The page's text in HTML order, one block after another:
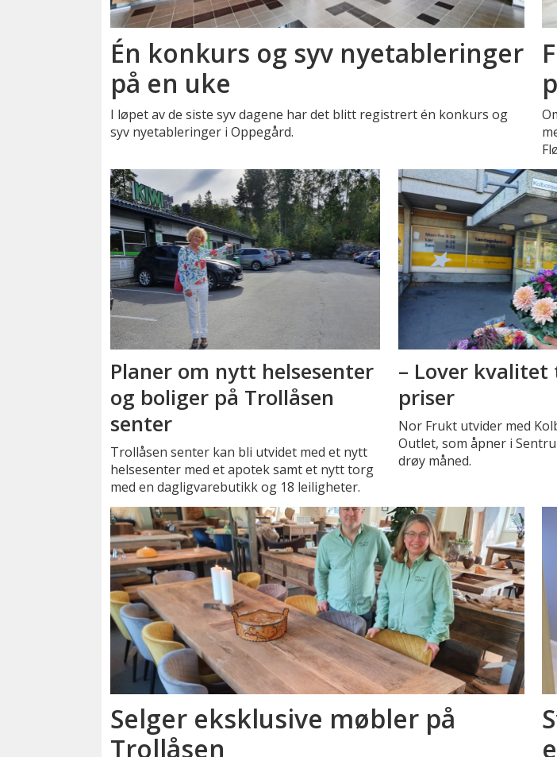
Én konkurs og syv nyetableringer
på en uke
I løpet av de siste syv dagene har det blitt registrert én konkurs og
syv nyetableringer i Oppegård.
Planer om nytt helsesenter
og boliger på Trollåsen
senter
Trollåsen senter kan bli utvidet med et nytt
helsesenter med et apotek samt et nytt torg
med en dagligvarebutikk og 18 leiligheter.
– Lover kvalitet
priser
Nor Frukt utvider med
Outlet, som åpner i
drøy måned.
Selger eksklusive møbler på
Trollåsen